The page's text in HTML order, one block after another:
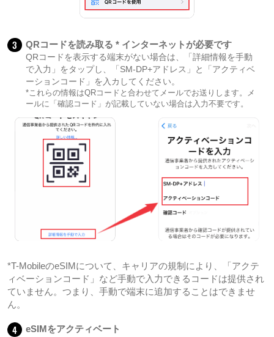
3 QRコードを読み取る * インターネットが必要です
QRコードを表示する端末がない場合は、「詳細情報を手動
で入力」をタップし、「SM-DP+アドレス」と「アクティベ
ーションコード」を入カしてください。
*これらの情報はQRコードと合わせてメールでお送りします。メ
ールに「確認コード」が記載していない場合は入力不要です。
*T-MobileのeSIMについて、キャリアの規制により、「アクテ
ィベーションコード」など手動で入力できるコードは提供され
ていません。つまり、手動で端末に追加することはできませ
ん。
4 eSIMをアクティベート